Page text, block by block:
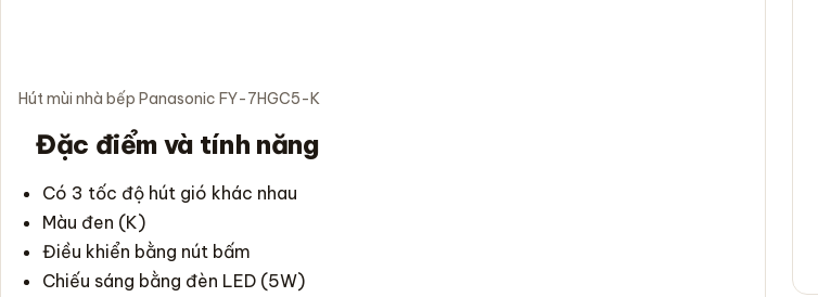
Hút mùi nhà bếp Panasonic FY-7HGC5-K
Đặc điểm và tính năng
Có 3 tốc độ hút gió khác nhau
Màu đen (K)
Điều khiển bằng nút bấm
Chiếu sáng bằng đèn LED (5W)